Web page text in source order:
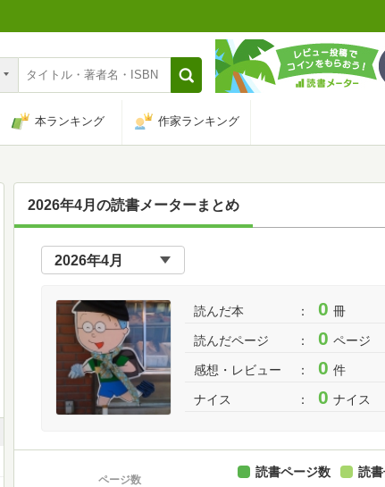
本ランキング 作家ランキング
2026年4月の読書メーターまとめ
読んだ本 0 冊
読んだページ 0 ページ
感想・レビュー 0 件
ナイス 0 ナイス
ページ数
読書ページ数 読